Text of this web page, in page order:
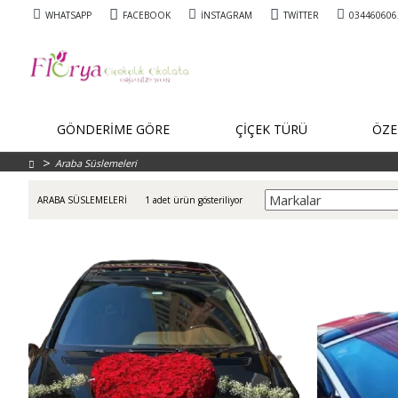
WHATSAPP FACEBOOK İNSTAGRAM TWITTER
GÖNDERİME GÖRE ÇİÇEK TÜRÜ
Araba Süslemeleri
ARABA SÜSLEMELERI 1 adet ürün gösteriliyor